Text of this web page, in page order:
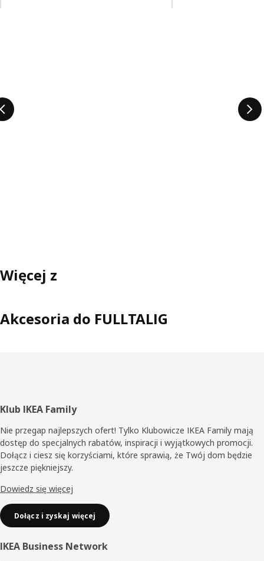
Więcej z
Akcesoria do FULLTALIG
Stopka
Klub IKEA Family
Nie przegap najlepszych ofert! Tylko Klubowicze IKEA Family mają
dostęp do specjalnych rabatów, inspiracji i wyjątkowych promocji.
Dołącz i ciesz się korzyściami, które sprawią, że Twój dom będzie
jeszcze piękniejszy.
Dowiedz się więcej
Dołącz i zyskaj więcej
IKEA Business Network